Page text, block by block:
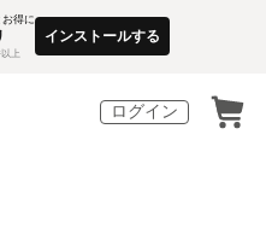
お得に
上
インストールする
ログイン